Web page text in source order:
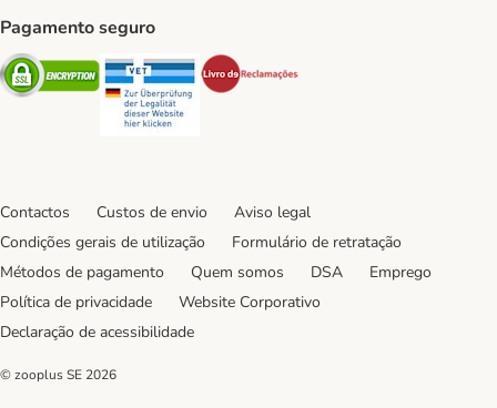
Pagamento seguro
Security Security
Contactos Custos de envio
Aviso legal
Condições gerais de utilização
Formulário de retratação
Métodos de pagamento
Quem somos DSA
Emprego
Política de privacidade
Website Corporativo
Declaração de acessibilidade
© zooplus SE 2026